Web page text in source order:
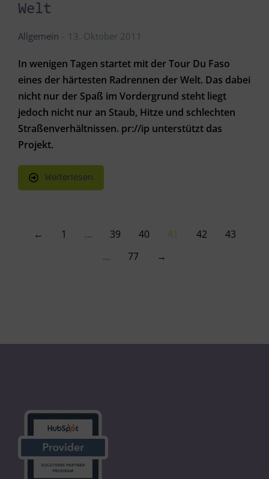
Welt
Allgemein 13. Oktober 2011
In wenigen Tagen startet mit der Tour Du Faso
eines der härtesten Radrennen der Welt. Das dabei
nicht nur der Spaß im Vordergrund steht liegt
jedoch nicht nur an Staub, Hitze und schlechten
Straßenverhältnissen. pr://ip unterstützt das
Projekt.
Weiterlesen
← 1 … 39 40 41 42
43
…
77 →